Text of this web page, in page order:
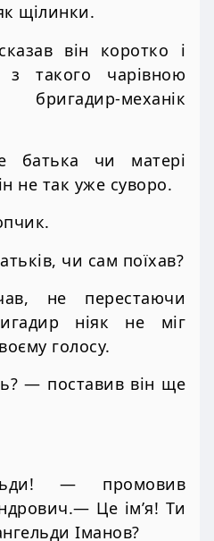
щілинки.
він коротко і
з такого чарівною
механік
чи матері
не так уже суворо.
чи сам поїхав?
не перестаючи
ніяк не міг
голосу.
— поставив він ще
— промовив
Це ім’я! Ти
Іманов?